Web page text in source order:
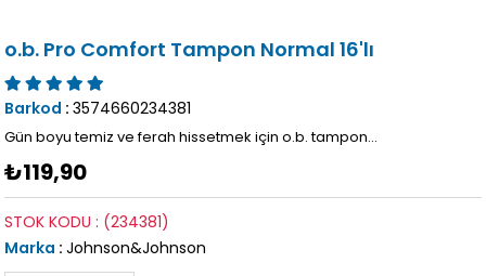
o.b. Pro Comfort Tampon Normal 16'lı
Barkod : 3574660234381
Gün boyu temiz ve ferah hissetmek için o.b. tampon...
₺119,90
(234381)
STOK KODU
Marka : Johnson&Johnson